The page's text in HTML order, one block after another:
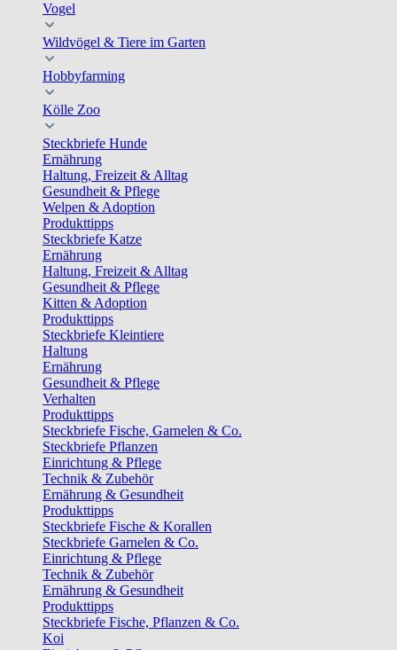
Vogel
Wildvögel & Tiere im Garten
Hobbyfarming
Kölle Zoo
Steckbriefe Hunde
Ernährung
Haltung, Freizeit & Alltag
Gesundheit & Pflege
Welpen & Adoption
Produkttipps
Steckbriefe Katze
Ernährung
Haltung, Freizeit & Alltag
Gesundheit & Pflege
Kitten & Adoption
Produkttipps
Steckbriefe Kleintiere
Haltung
Ernährung
Gesundheit & Pflege
Verhalten
Produkttipps
Steckbriefe Fische, Garnelen & Co.
Steckbriefe Pflanzen
Einrichtung & Pflege
Technik & Zubehör
Ernährung & Gesundheit
Produkttipps
Steckbriefe Fische & Korallen
Steckbriefe Garnelen & Co.
Einrichtung & Pflege
Technik & Zubehör
Ernährung & Gesundheit
Produkttipps
Steckbriefe Fische, Pflanzen & Co.
Koi